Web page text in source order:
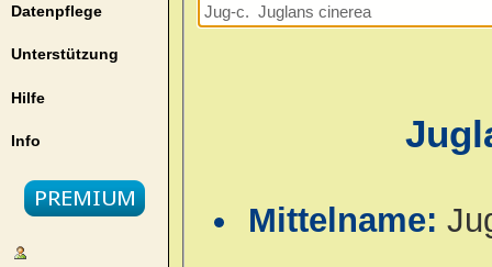
Datenpflege
Unterstützung
Hilfe
Info
Mittelname: